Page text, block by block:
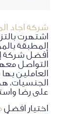
شركة اجاد
اشتهرت
المطبقة
أفضل شركة
التواصل
العاملين
الجنسيات،
على رضا
اختيار افضل